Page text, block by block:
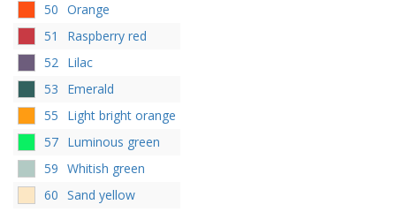
50 Orange
51
Raspberry red
52 Lilac
53
Emerald
55
Light bright orange
57 Luminous green
59 Whitish green
60 Sand yellow